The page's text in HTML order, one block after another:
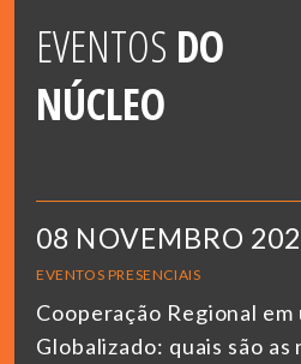
EVENTOS DO
NÚCLEO
08 NOVEMBRO
EVENTOS PRESENCIAIS
Cooperação Regional em
Globalizado: quais são as